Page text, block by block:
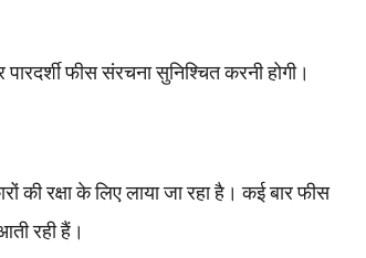
फीस संरचना सुनिश्चित करनी होगी।
की रक्षा के लिए लाया जा रहा है। कई बार फीस
रही हैं।